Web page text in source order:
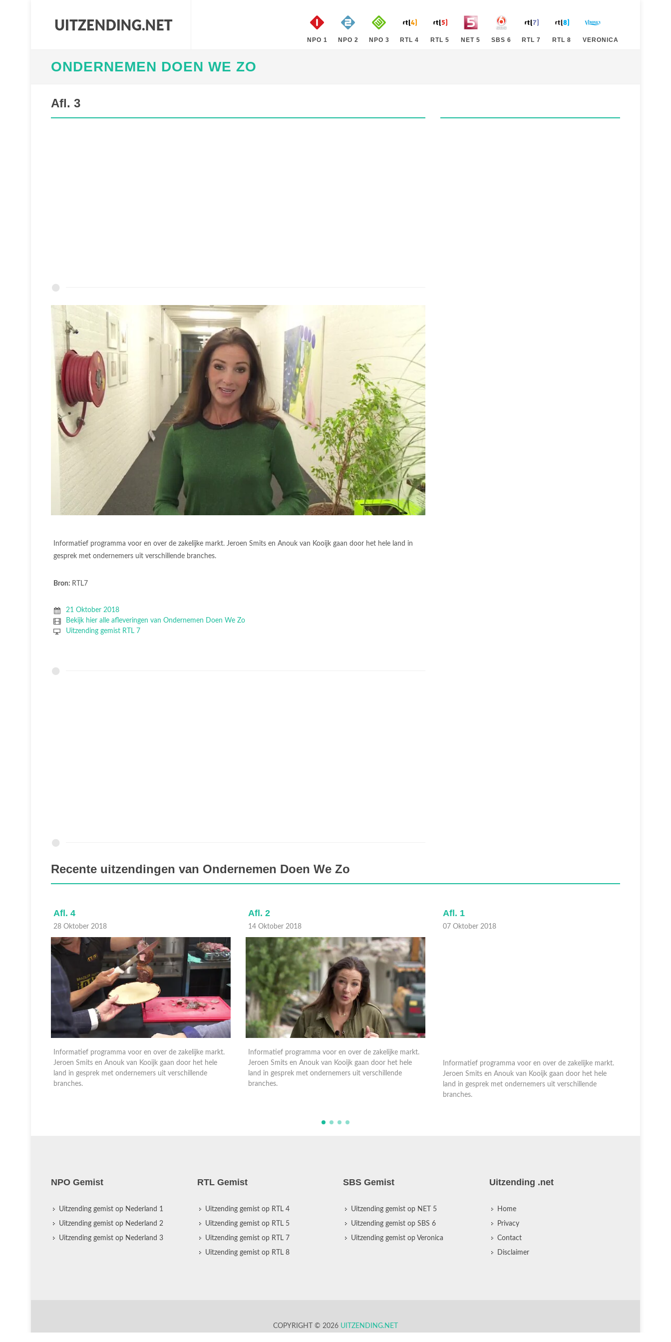
NPO 1 NPO 2 NPO 3 RTL 4 RTL 5 NET 5 SBS 6 RTL 7 RTL 8 VERONICA
ONDERNEMEN DOEN WE ZO
Afl. 3
Informatief programma voor en over de zakelijke markt. Jeroen Smits en Anouk van Kooijk gaan door het hele land in
gesprek met ondernemers uit verschillende branches.
Bron: RTL7
21 Oktober 2018
Bekijk hier alle afleveringen van Ondernemen Doen We Zo
Uitzending gemist RTL 7
Recente uitzendingen van Ondernemen Doen We Zo
Afl. 4
28 Oktober 2018
Informatief programma voor en over de zakelijke markt.
Jeroen Smits en Anouk van Kooijk gaan door het hele
land in gesprek met ondernemers uit verschillende
branches.
Afl. 2
14 Oktober 2018
Informatief programma voor en over de zakelijke markt.
Jeroen Smits en Anouk van Kooijk gaan door het hele
land in gesprek met ondernemers uit verschillende
branches.
Afl. 1
07 Oktober 2018
Jeroen Smits en Anouk van Kooijk gaan door het hele
land in gesprek met ondernemers uit verschillende
branches.
NPO Gemist
Uitzending gemist op Nederland 1
Uitzending gemist op Nederland 2
Uitzending gemist op Nederland 3
RTL Gemist
Uitzending gemist op RTL 4
Uitzending gemist op RTL 5
Uitzending gemist op RTL 7
Uitzending gemist op RTL 8
SBS Gemist
Uitzending gemist op NET 5
Uitzending gemist op SBS 6
Uitzending gemist op Veronica
Uitzending .net
Home
Privacy
Contact
Disclaimer
COPYRIGHT © 2026 UITZENDING.NET